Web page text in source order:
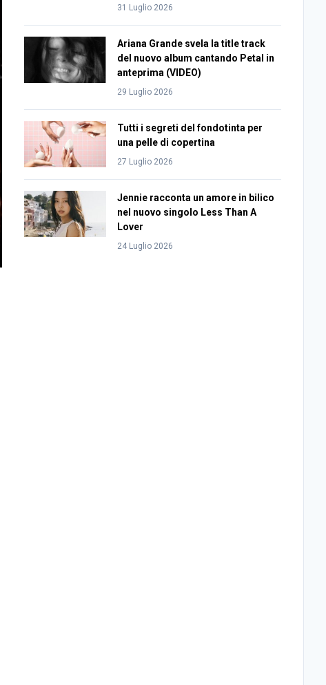
31 Luglio 2026
Ariana Grande svela la title track
del nuovo album cantando Petal in
anteprima (VIDEO)
29 Luglio 2026
Tutti i segreti del fondotinta per
una pelle di copertina
27 Luglio 2026
Jennie racconta un amore in bilico
nel nuovo singolo Less Than A
Lover
24 Luglio 2026